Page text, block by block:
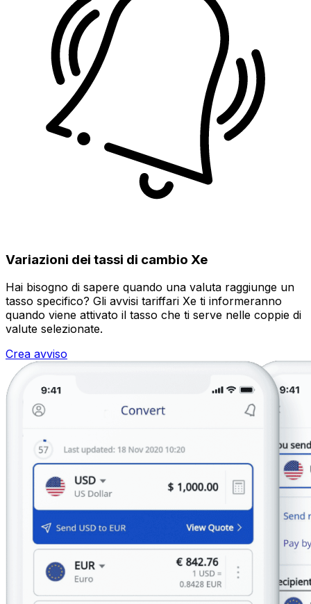
Variazioni dei tassi di cambio Xe
Hai bisogno di sapere quando una valuta raggiunge un
tasso specifico? Gli avvisi tariffari Xe ti informeranno
quando viene attivato il tasso che ti serve nelle coppie di
valute selezionate.
Crea avviso